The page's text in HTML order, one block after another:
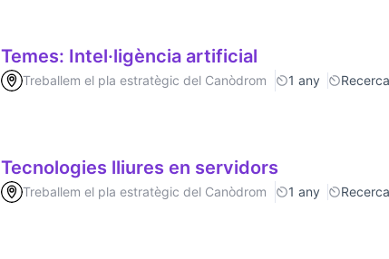
Temes: Intel·ligència artificial
Treballem el pla estratègic del Canòdrom 1 any Recerca
Tecnologies lliures en servidors
Treballem el pla estratègic del Canòdrom 1 any Recerca